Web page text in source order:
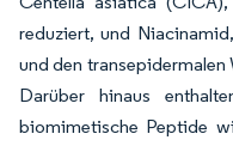
reduziert, und
und den
Darüber hinaus
biomimetische Peptide